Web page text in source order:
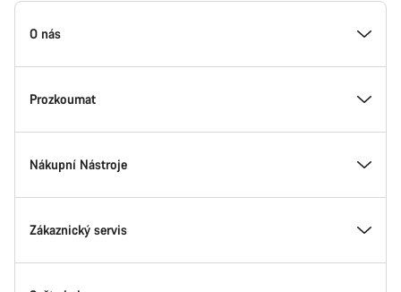
Zápatí
stránky
O nás
Prozkoumat
Nákupní Nástroje
Zákaznický servis